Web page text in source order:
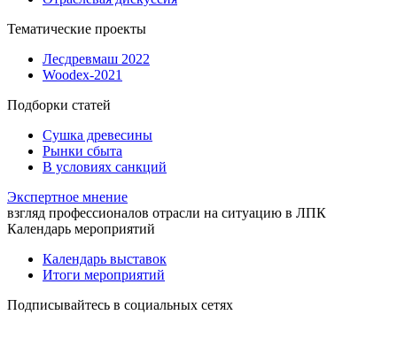
Тематические проекты
Лесдревмаш 2022
Woodex-2021
Подборки статей
Сушка древесины
Рынки сбыта
В условиях санкций
Экспертное мнение
взгляд профессионалов отрасли на ситуацию в ЛПК
Календарь мероприятий
Календарь выставок
Итоги мероприятий
Подписывайтесь в социальных сетях